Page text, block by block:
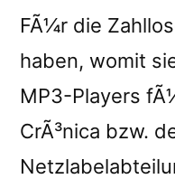
FÃ¼r die
haben, womit
MP3-Players
CrÃ³nica bzw.